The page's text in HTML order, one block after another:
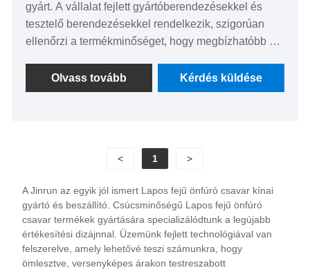
gyárt. A vállalat fejlett gyártóberendezésekkel és
tesztelő berendezésekkel rendelkezik, szigorúan
ellenőrzi a termékminőséget, hogy megbízhatóbb és
Termékeinket széles körben használják különféle
iparágakban, mint például a gépgyártás, az
Olvass tovább Kérdés küldése
< 1 >
A Jinrun az egyik jól ismert Lapos fejű önfúró csavar kínai
gyártó és beszállító. Csúcsminőségű Lapos fejű önfúró
csavar termékek gyártására specializálódtunk a legújabb
értékesítési dizájnnal. Üzemünk fejlett technológiával van
felszerelve, amely lehetővé teszi számunkra, hogy
ömlesztve, versenyképes árakon testreszabott